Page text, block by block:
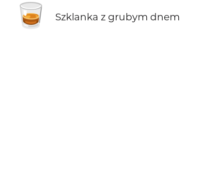
🥃 Szklanka z grubym dnem